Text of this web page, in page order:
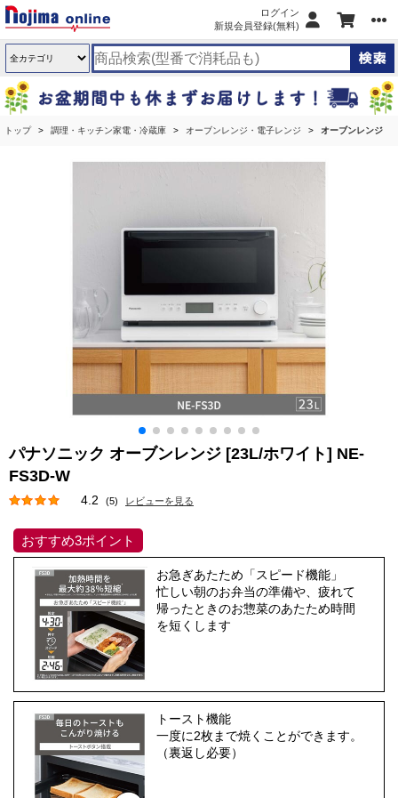
ログイン
新規会員登録(無料)
トップ 調理・キッチン家電・冷蔵庫 オーブンレンジ・電子レンジ オーブンレンジ
パナソニック オーブンレンジ [23L/ホワイト] NE-
FS3D-W
4.2 (5) レビューを見る
おすすめ3ポイント
お急ぎあたため「スピード機能」
忙しい朝のお弁当の準備や、疲れて
帰ったときのお惣菜のあたため時間
を短くします
トースト機能
一度に2枚まで焼くことができます。
（裏返し必要）